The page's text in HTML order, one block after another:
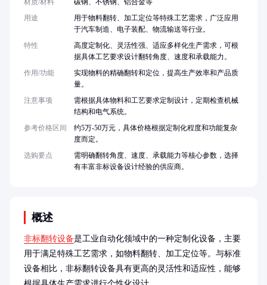
概述
非标翻转设备是工业自动化领域中的一种定制化设备，主要
用于满足特殊工艺需求，如物料翻转、加工定位等。与标准
设备相比，非标翻转设备具有更高的灵活性和适应性，能够
材质/材料
碳钢、不锈钢、铝合金等
用途
用于物料翻转、加工定位等特殊工艺需求，广泛应用
于汽车制造、电子装配、物流输送等行业。
特性
高度定制化、灵活性强、适应多样化生产需求，可根
据具体工艺要求设计翻转角度、速度和承载能力。
作用/功能
实现物料的精确翻转和定位，提高生产效率和产品质
量。
注意事项
需根据具体物料和工艺要求定制设计，定期检查机械
结构和电气系统。
参考价格区间
约5万-50万元，具体价格根据定制化程度和功能复杂
度而定。
选购要点
需明确翻转角度、速度、承载能力等核心参数，选择
有丰富非标设备设计经验的供应商。